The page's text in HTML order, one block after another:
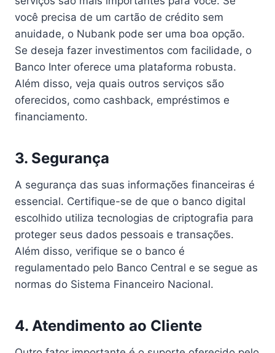
você precisa de um cartão de crédito sem
anuidade, o Nubank pode ser uma boa opção.
Se deseja fazer investimentos com facilidade, o
Banco Inter oferece uma plataforma robusta.
Além disso, veja quais outros serviços são
oferecidos, como cashback, empréstimos e
financiamento.
3. Segurança
A segurança das suas informações financeiras é
essencial. Certifique-se de que o banco digital
escolhido utiliza tecnologias de criptografia para
proteger seus dados pessoais e transações.
Além disso, verifique se o banco é
regulamentado pelo Banco Central e se segue as
normas do Sistema Financeiro Nacional.
4. Atendimento ao Cliente